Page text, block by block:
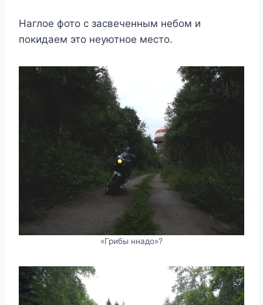
Наглое фото с засвеченным небом и
покидаем это неуютное место.
«Грибы ннадо»?